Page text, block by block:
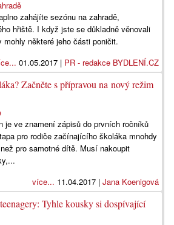
zahájíte sezónu na zahradě,
hřiště. I když jste se důkladně věnovali
některé jeho části poničit.
01.05.2017 | PR - redakce BYDLENÍ.CZ
Začněte s přípravou na nový režim
je ve znamení zápisů do prvních ročníků
pro rodiče začínajícího školáka mnohdy
pro samotné dítě. Musí nakoupit
více... 11.04.2017 | Jana Koenigová
Tyhle kousky si dospívající